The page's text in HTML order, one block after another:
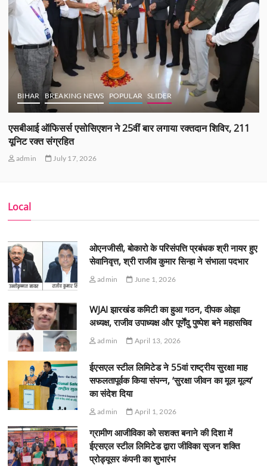
BIHAR BREAKING NEWS POPULAR SLIDER
एसबीआई ऑफिसर्स एसोसिएशन ने 25वीं बार लगाया रक्तदान शिविर, 211
यूनिट रक्त संग्रहित
admin July 17, 2026
Local
ओएनजीसी, बोकारो के परिसंपत्ति प्रबंधक श्री नायर हुए
सेवानिवृत्त, श्री राजीव कुमार सिन्हा ने संभाला पदभार
admin June 1, 2026
WJAI झारखंड कमिटी का हुआ गठन, दीपक ओझा
अध्यक्ष, राजीव उपाध्यक्ष और पूर्णेंदु पुष्पेश बने महासचिव
admin April 13, 2026
ईएसएल स्टील लिमिटेड ने 55वां राष्ट्रीय सुरक्षा माह
सफलतापूर्वक किया संपन्न, ‘सुरक्षा जीवन का मूल मूल्य’
का संदेश दिया
admin April 1, 2026
ग्रामीण आजीविका को सशक्त बनाने की दिशा में
ईएसएल स्टील लिमिटेड द्वारा जीविका सृजन शक्ति
प्रोड्यूसर कंपनी का शुभारंभ